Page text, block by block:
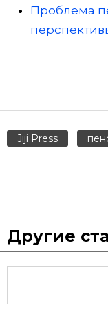
Проблема
Jiji Press
Другие